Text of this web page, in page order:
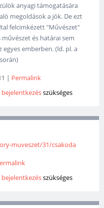
anyagi támogatására
megoldások a jók. De ezt
felcimkézett "Művészet"
és határai sem
egyes emberben. (ld. pl. a
| Permalink
bejelentkezésszükséges
muveszet/31/csakoda
bejelentkezésszükséges